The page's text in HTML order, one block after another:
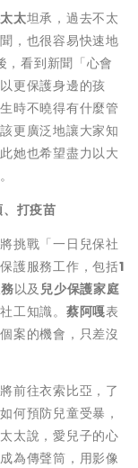
太坦承，過去不太
，也很容易快速地
，看到新聞「心會
更保護身邊的孩
時不曉得有什麼管
更廣泛地讓大家知
她也希望盡力以大
打疫苗
將挑戰「一日兒保社
護服務工作，包括1
以及 兒少保護家庭
工知識。 蔡阿嘎表
案的機會，只差沒
前往衣索比亞，了
何預防兒童受暴，
太說，愛兒子的心
為傳聲筒，用影像